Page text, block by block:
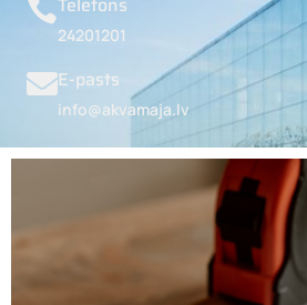
24201201
E-pasts
info@akvamaja.lv